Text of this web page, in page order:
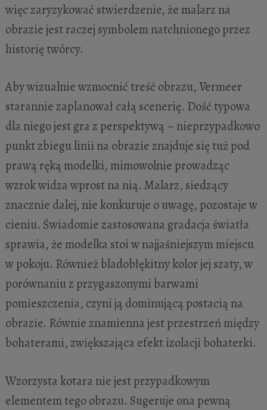
więc zaryzykować stwierdzenie, że malarz na
obrazie jest raczej symbolem natchnionego przez
historię twórcy.
Aby wizualnie wzmocnić treść obrazu, Vermeer
starannie zaplanował całą scenerię. Dość typowa
dla niego jest gra z perspektywą – nieprzypadkowo
punkt zbiegu linii na obrazie znajduje się tuż pod
prawą ręką modelki, mimowolnie prowadząc
wzrok widza wprost na nią. Malarz, siedzący
znacznie dalej, nie konkuruje o uwagę, pozostaje w
cieniu. Świadomie zastosowana gradacja światła
sprawia, że modelka stoi w najjaśniejszym miejscu
w pokoju. Również bladobłękitny kolor jej szaty, w
porównaniu z przygaszonymi barwami
pomieszczenia, czyni ją dominującą postacią na
obrazie. Równie znamienna jest przestrzeń między
bohaterami, zwiększająca efekt izolacji bohaterki.
Wzorzysta kotara nie jest przypadkowym
elementem tego obrazu. Sugeruje ona pewną